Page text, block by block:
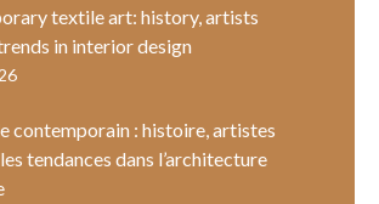
textile art: history, artists
in interior design
contemporain : histoire, artistes
tendances dans l’architecture